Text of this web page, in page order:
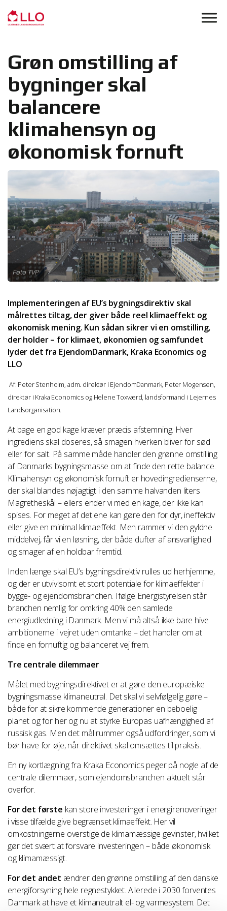
Grøn omstilling af
bygninger skal
balancere
klimahensyn og
økonomisk fornuft
Foto TVP
Implementeringen af EU’s bygningsdirektiv skal
målrettes tiltag, der giver både reel klimaeffekt og
økonomisk mening. Kun sådan sikrer vi en omstilling,
der holder – for klimaet, økonomien og samfundet
lyder det fra EjendomDanmark, Kraka Economics og
LLO
Af: Peter Stenholm, adm. direktør i EjendomDanmark, Peter Mogensen,
direktør i Kraka Economics og Helene Toxværd, landsformand i Lejernes
Landsorganisation.
At bage en god kage kræver præcis afstemning. Hver
ingrediens skal doseres, så smagen hverken bliver for sød
eller for salt. På samme måde handler den grønne omstilling
af Danmarks bygningsmasse om at finde den rette balance.
Klimahensyn og økonomisk fornuft er hovedingredienserne,
der skal blandes nøjagtigt i den samme halvanden liters
Magretheskål – ellers ender vi med en kage, der ikke kan
spises. For meget af det ene kan gøre den for dyr, ineffektiv
eller give en minimal klimaeffekt. Men rammer vi den gyldne
middelvej, får vi en løsning, der både dufter af ansvarlighed
og smager af en holdbar fremtid.
Inden længe skal EU’s bygningsdirektiv rulles ud herhjemme,
og der er utvivlsomt et stort potentiale for klimaeffekter i
bygge- og ejendomsbranchen. Ifølge Energistyrelsen står
branchen nemlig for omkring 40% den samlede
energiudledning i Danmark. Men vi må altså ikke bare hive
ambitionerne i vejret uden omtanke – det handler om at
finde en fornuftig og balanceret vej frem.
Tre centrale dilemmaer
Målet med bygningsdirektivet er at gøre den europæiske
bygningsmasse klimaneutral. Det skal vi selvfølgelig gøre –
både for at sikre kommende generationer en beboelig
planet og for her og nu at styrke Europas uafhængighed af
russisk gas. Men det mål rummer også udfordringer, som vi
bør have for øje, når direktivet skal omsættes til praksis.
En ny kortlægning fra Kraka Economics peger på nogle af de
centrale dilemmaer, som ejendomsbranchen aktuelt står
overfor.
For det første kan store investeringer i energirenoveringer
i visse tilfælde give begrænset klimaeffekt. Her vil
omkostningerne overstige de klimamæssige gevinster, hvilket
gør det svært at forsvare investeringen – både økonomisk
og klimamæssigt.
For det andet ændrer den grønne omstilling af den danske
energiforsyning hele regnestykket. Allerede i 2030 forventes
Danmark at have et klimaneutralt el- og varmesystem. Det